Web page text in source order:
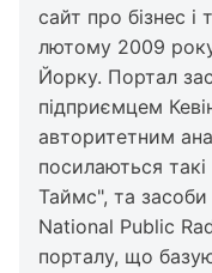
сайт про бізнес і
лютому 2009
Йорку. Портал
підприємцем
авторитетним
посилаються
Таймс", та засоби
National Public
порталу, що